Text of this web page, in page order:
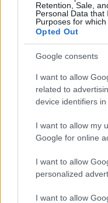
Retention, Sale,
Personal Data that
Purposes for which
Opted Out
Google consents
I want to allow
related to
device identifiers in
I want to allow my
Google for online
I want to allow
personalized
I want to allow
A gyümölcsét esszük,
magyar kertben ott
Szerző: Csáka
Címlapfotó:Raúl